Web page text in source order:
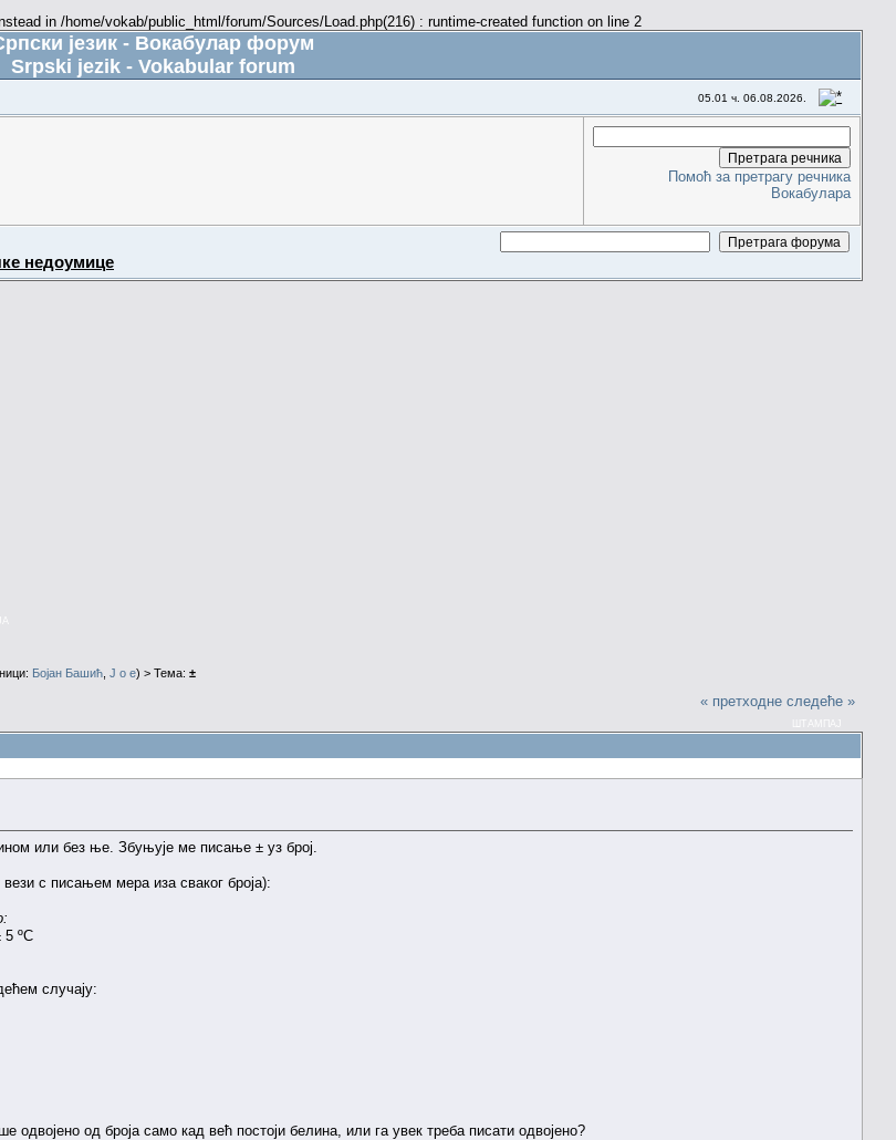
in /home/vokab/public_html/forum/Sources/Load.php(216) : runtime-created function on line 2
језик - Вокабулар форум
Srpski jezik - Vokabular forum
05.01 ч. 06.08.2026.
Помоћ за претрагу речника
Вокабулара
недоумице
Бојан Башић J o e) > Тема: ±
« претходне следеће »
или без ње. Збуњује ме писање ± уз број.
с писањем мера иза сваког броја):
ºC
случају:
од броја само кад већ постоји белина, или га увек треба писати одвојено?